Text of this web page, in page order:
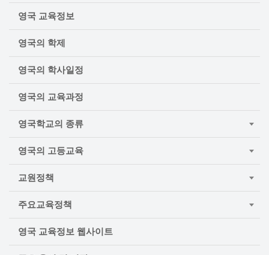
영국 교육정보
영국의 학제
영국의 학사일정
영국의 교육과정
영국학교의 종류
영국의 고등교육
교원정책
주요교육정책
영국 교육정보 웹사이트